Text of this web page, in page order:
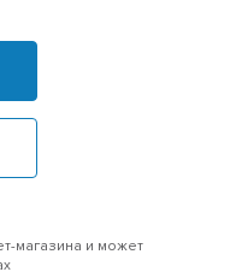
магазина и может